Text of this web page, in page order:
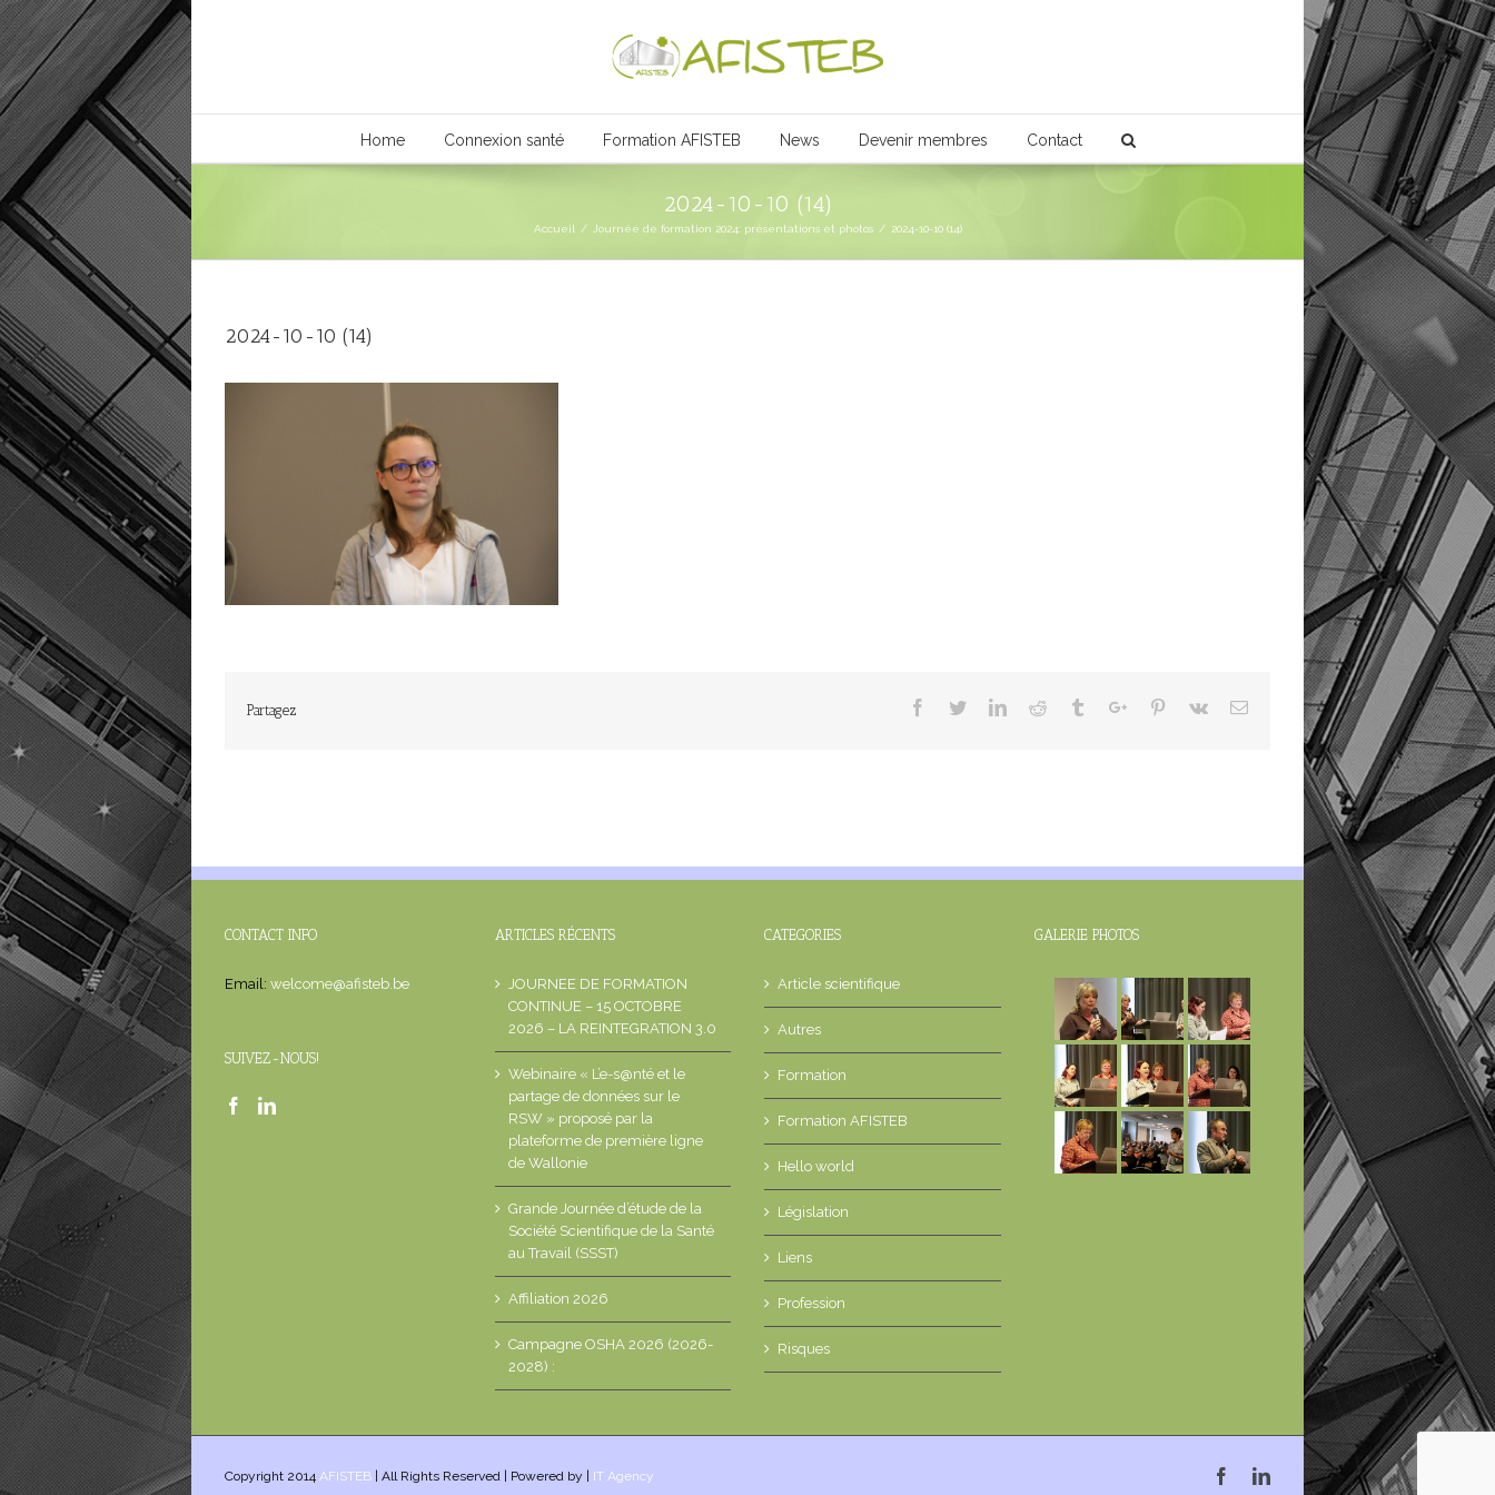
Home Connexion santé Formation AFISTEB News Devenir membres Contact
2024-10-10 (14)
Accueil / Journée de formation 2024: présentations et photos / 2024-10-10 (14)
2024-10-10 (14)
Partagez Facebook
TwitterLinkedinReddit TumblrGoogle+Pinterest
Vk Email
CONTACT INFO
Email: welcome@afisteb.be
SUIVEZ-NOUS!
ARTICLES RÉCENTS
JOURNEE DE FORMATION
CONTINUE – 15 OCTOBRE
2026 – LA REINTEGRATION 3.0
Webinaire « L’e-s@nté et le
partage de données sur le
RSW » proposé par la
plateforme de première ligne
de Wallonie
Grande Journée d’étude de la
Société Scientifique de la Santé
au Travail (SSST)
Affiliation 2026
Campagne OSHA 2026 (2026-
2028) :
CATEGORIES
Article scientifique
Autres
Formation
Formation AFISTEB
Hello world
Législation
Liens
Profession
Risques
GALERIE PHOTOS
Copyright 2014 AFISTEB | All Rights Reserved | Powered by | IT Agency FacebookLinkedin